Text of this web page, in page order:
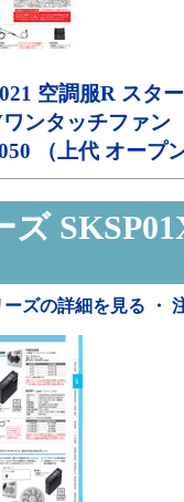
空調服R スタ
ンタッチファン
（上代 オープ
ズ
ーズの詳細を見る ・